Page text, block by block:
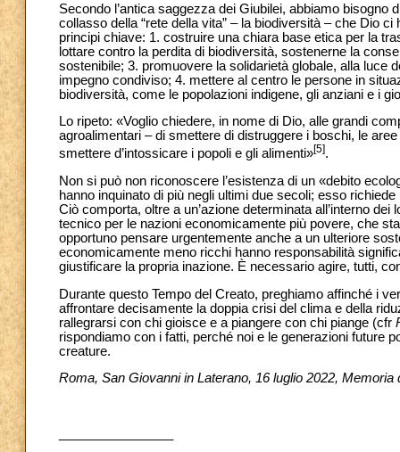
Secondo l’antica saggezza dei Giubilei, abbiamo bisogno
collasso della “rete della vita” – la biodiversità – che Dio
principi chiave: 1. costruire una chiara base etica per la
lottare contro la perdita di biodiversità, sostenerne la
sostenibile; 3. promuovere la solidarietà globale, alla luce
impegno condiviso; 4. mettere al centro le persone in
biodiversità, come le popolazioni indigene, gli anziani e i
Lo ripeto: «Voglio chiedere, in nome di Dio, alle grandi
agroalimentari – di smettere di distruggere i boschi, le
smettere d’intossicare i popoli e gli alimenti»[5].
Non si può non riconoscere l’esistenza di un «debito
hanno inquinato di più negli ultimi due secoli; esso
Ciò comporta, oltre a un’azione determinata all’interno
tecnico per le nazioni economicamente più povere, che
opportuno pensare urgentemente anche a un ulteriore
economicamente meno ricchi hanno responsabilità
giustificare la propria inazione. È necessario agire, tutti,
Durante questo Tempo del Creato, preghiamo affinché i
affrontare decisamente la doppia crisi del clima e della
rallegrarsi con chi gioisce e a piangere con chi piange (cfr
rispondiamo con i fatti, perché noi e le generazioni future
creature.
Roma, San Giovanni in Laterano, 16 luglio 2022,